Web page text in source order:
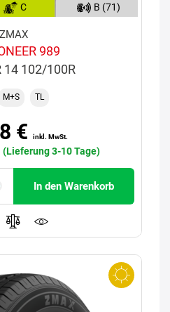
C B (71)
ZMAX
989
14 102/100R
M+S TL
€ inkl. MwSt.
(Lieferung 3-10 Tage)
In den Warenkorb